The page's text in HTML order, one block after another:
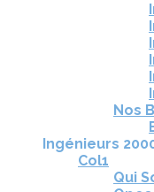
Nos
Ingénieurs
Col1
Qui